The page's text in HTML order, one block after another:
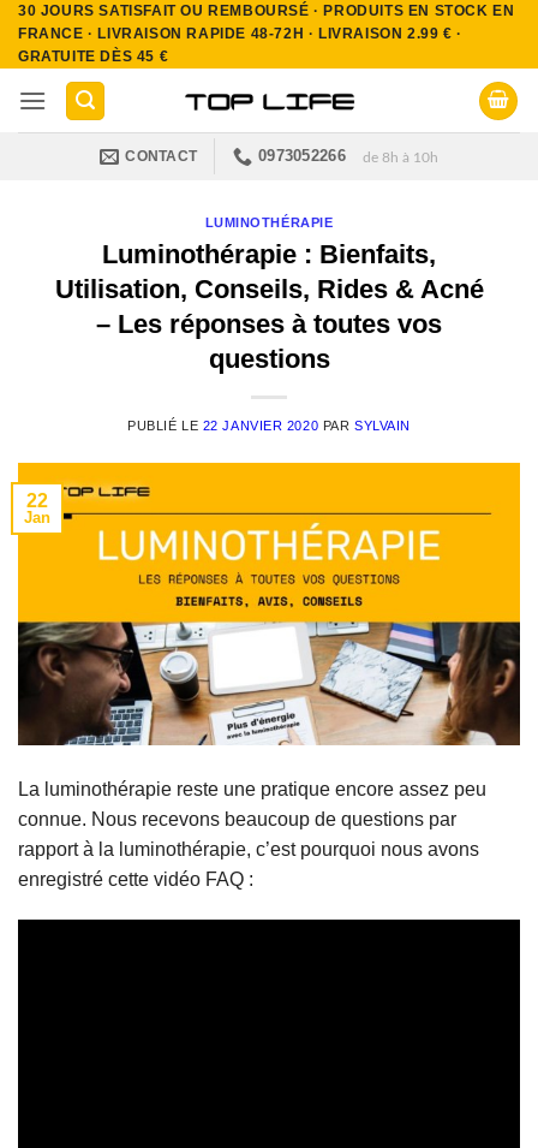
Passer
au
contenu
30 JOURS SATISFAIT OU REMBOURSÉ · PRODUITS EN STOCK EN
FRANCE · LIVRAISON RAPIDE 48-72H · LIVRAISON 2.99 € ·
GRATUITE DÈS 45 €
CONTACT 0973052266 de 8h à 10h
LUMINOTHÉRAPIE
Luminothérapie : Bienfaits,
Utilisation, Conseils, Rides & Acné
– Les réponses à toutes vos
questions
PUBLIÉ LE 22 JANVIER 2020 PAR SYLVAIN
22
Jan
La luminothérapie reste une pratique encore assez peu
connue. Nous recevons beaucoup de questions par
rapport à la luminothérapie, c’est pourquoi nous avons
enregistré cette vidéo FAQ :